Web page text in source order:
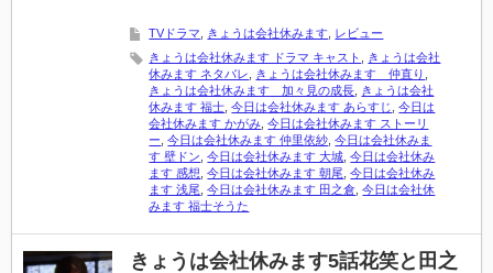
TVドラマ きょうは会社休みます レビュー
きょうは会社休みます ドラマ キャスト
きょうは会社
休みます ネタバレ
きょうは会社休みます 仲直り
きょうは会社休みます 加々見の成長
きょうは会社
休みます 福士 ,今日は会社休みます あらすじ ,今日は
会社休みます かがみ ,今日は会社休みます ストーリ
ー ,今日は会社休みます 仲里依紗 ,今日は会社休みま
す 壁ドン ,今日は会社休みます 大城 ,今日は会社休み
ます 感想 ,今日は会社休みます 朝尾 ,今日は会社休み
ます 浅尾 ,今日は会社休みます 田之倉 ,今日は会社休
みます 福士そうた
きょうは会社休みます5話花笑と田之